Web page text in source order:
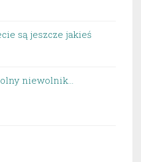
są jeszcze jakieś
niewolnik…